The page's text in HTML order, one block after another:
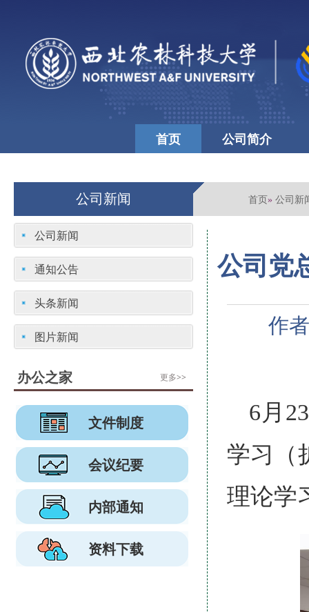
首页
公司简介
公司新闻 首页» 公司新
公司新闻
通知公告
头条新闻
图片新闻
更多>>
办公之家
文件制度
会议纪要
内部通知
资料下载
公司党
作
6月
学习（
理论学